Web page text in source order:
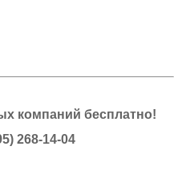
компаний бесплатно!
268-14-04